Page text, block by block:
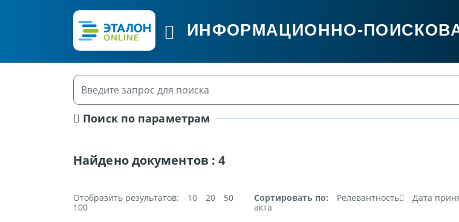
ИНФОРМАЦИОННО-
Поиск по параметрам
Найдено документов :4
Отобразить результатов: 10 20
50
100
Сортировать по: Релевантность Дата
акта